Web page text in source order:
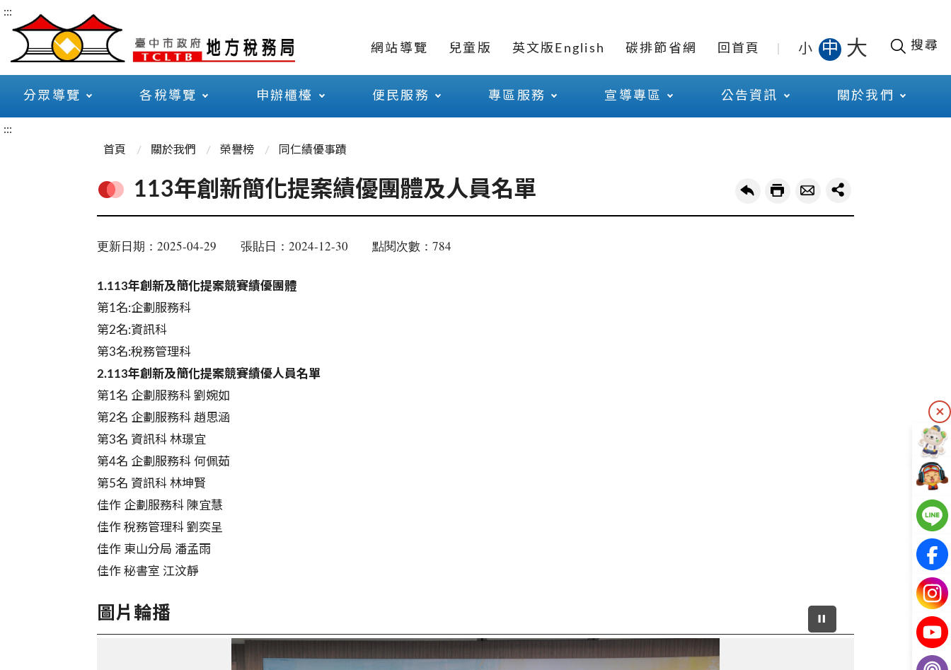
:::
網站導覽 兒童版 英文版English 碳排節省網 回首頁 小 中 大 搜尋
分眾導覽 各稅導覽 申辦櫃檯 便民服務 專區服務 宣導專區 公告資訊 關於我們
:::
首頁
關於我們 榮譽榜 同仁績優事蹟
113年創新簡化提案績優團體及人員名單
更新日期：2025-04-29 張貼日：2024-12-30 點閱次數：784
1.113年創新及簡化提案競賽績優團體
第1名:企劃服務科
第2名:資訊科
第3名:稅務管理科
2.113年創新及簡化提案競賽績優人員名單
第1名 企劃服務科 劉婉如
第2名 企劃服務科 趙思涵
第3名 資訊科 林璟宜
第4名 企劃服務科 何佩茹
第5名 資訊科 林坤賢
佳作 企劃服務科 陳宜慧
佳作 稅務管理科 劉奕呈
佳作 東山分局 潘孟雨
佳作 秘書室 江汶靜
圖片輪播